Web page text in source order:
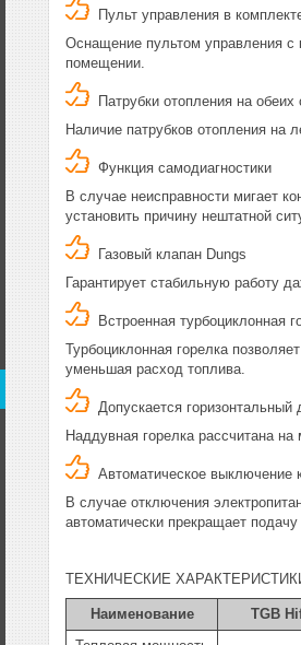
Пульт управления в
Оснащение пультом управления с
помещении.
Патрубки отопления на обеих
Наличие патрубков отопления на
Функция самодиагностики
В случае неисправности мигает
установить причину нештатной
Газовый клапан Dungs
Гарантирует стабильную работу
Встроенная турбоциклонная
Турбоциклонная горелка
уменьшая расход топлива.
Допускается горизонтальный
Наддувная горелка рассчитана
Автоматическое выключение
В случае отключения
автоматически прекращает подачу
ТЕХНИЧЕСКИЕ
Наименование TGB